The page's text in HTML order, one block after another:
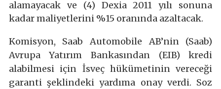
alamayacak ve (4) Dexia 2011 yılı sonuna
kadar maliyetlerini %15 oranında azaltacak.
Komisyon, Saab Automobile AB’nin (Saab)
Avrupa Yatırım Bankasından (EIB) kredi
alabilmesi için İsveç hükümetinin vereceği
garanti şeklindeki yardıma onay verdi. Soz